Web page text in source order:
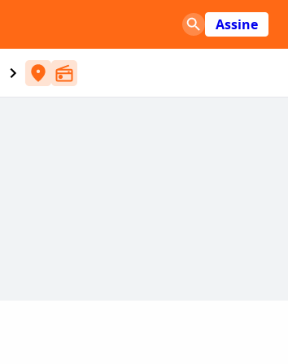
Assine
Entretenimento